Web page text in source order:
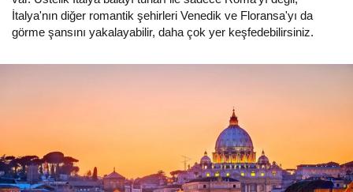
İtalya'nın diğer romantik şehirleri Venedik ve Floransa'yı da
görme şansını yakalayabilir, daha çok yer keşfedebilirsiniz.